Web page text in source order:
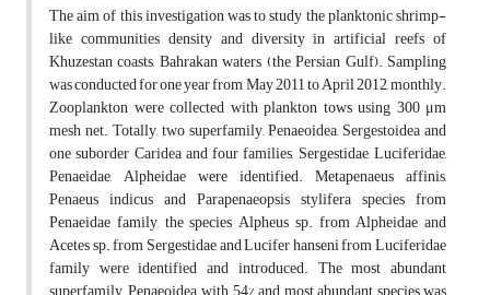
The aim of this investigation was to study the planktonic shrimp-
like communities density and diversity in artificial reefs of
Khuzestan coasts, Bahrakan waters (the Persian Gulf). Sampling
was conducted for one year from May 2011 to April 2012, monthly.
Zooplankton were collected with plankton tows using 300 μm
mesh net. Totally, two superfamily, Penaeoidea, Sergestoidea and
one suborder Caridea and four families, Sergestidae, Luciferidae,
Penaeidae, Alpheidae were identified. Metapenaeus affinis,
Penaeus indicus and Parapenaeopsis stylifera species from
Penaeidae family, the species Alpheus sp. from Alpheidae and
Acetes sp. from Sergestidae and Lucifer hanseni from Luciferidae
family were identified and introduced. The most abundant